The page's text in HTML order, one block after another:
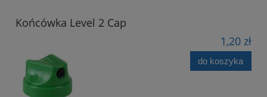
Końcówka Level 2 Cap
1,20 zł
do koszyka